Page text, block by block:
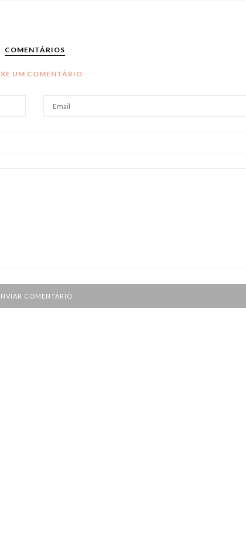
COMENTÁRIOS
UM COMENTÁRIO